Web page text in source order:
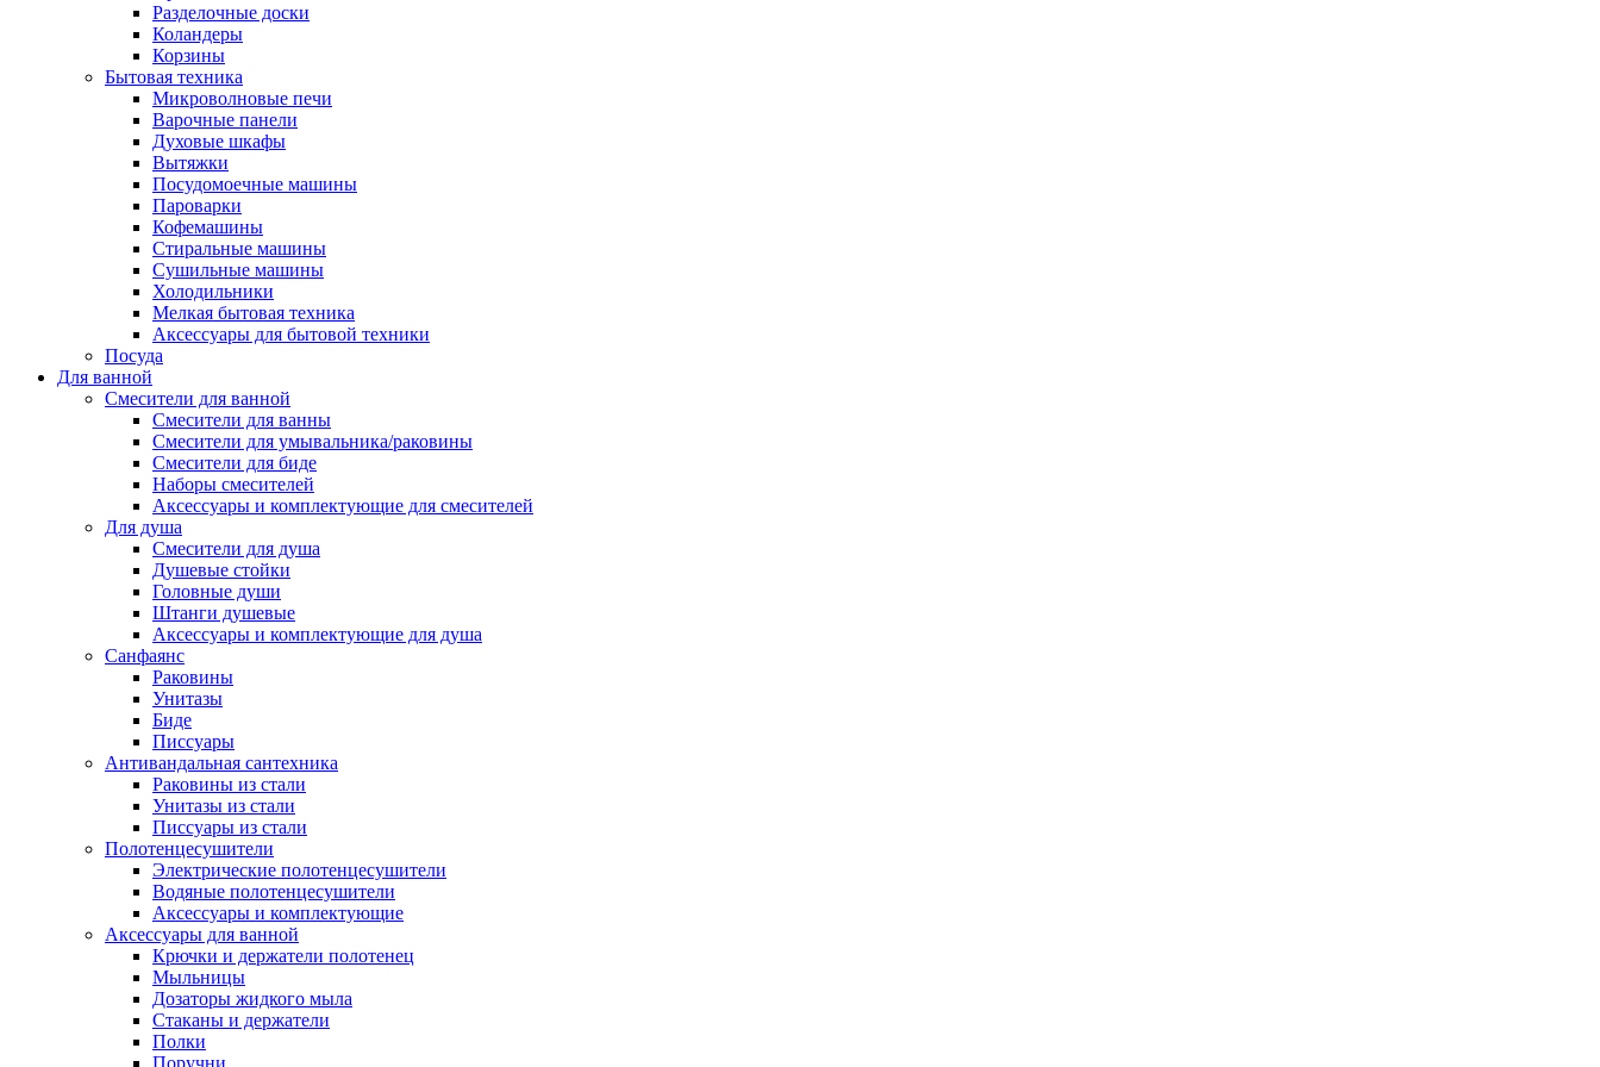
Разделочные доски
Коландеры
Корзины
Бытовая техника
Микроволновые печи
Варочные панели
Духовые шкафы
Вытяжки
Посудомоечные машины
Пароварки
Кофемашины
Стиральные машины
Сушильные машины
Холодильники
Мелкая бытовая техника
Аксессуары для бытовой техники
Посуда
Для ванной
Смесители для ванной
Смесители для ванны
Смесители для умывальника/раковины
Смесители для биде
Наборы смесителей
Аксессуары и комплектующие для смесителей
Для душа
Смесители для душа
Душевые стойки
Головные души
Штанги душевые
Аксессуары и комплектующие для душа
Санфаянс
Раковины
Унитазы
Биде
Писсуары
Антивандальная сантехника
Раковины из стали
Унитазы из стали
Писсуары из стали
Полотенцесушители
Электрические полотенцесушители
Водяные полотенцесушители
Аксессуары и комплектующие
Аксессуары для ванной
Крючки и держатели полотенец
Мыльницы
Дозаторы жидкого мыла
Стаканы и держатели
Полки
Поручни